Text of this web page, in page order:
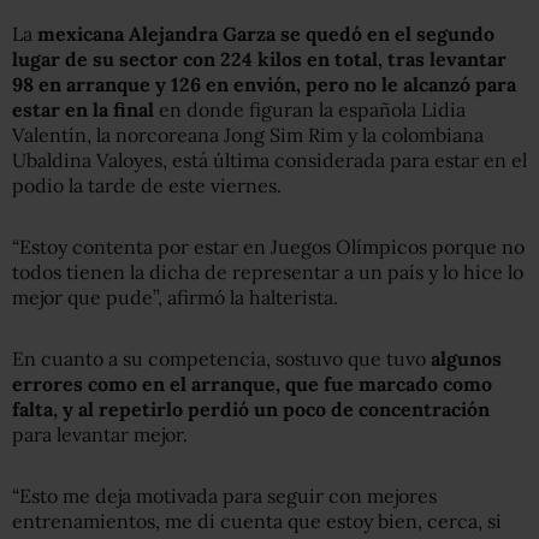
La mexicana Alejandra Garza se quedó en el segundo
lugar de su sector con 224 kilos en total, tras levantar
98 en arranque y 126 en envión, pero no le alcanzó para
estar en la final en donde figuran la española Lidia
Valentín, la norcoreana Jong Sim Rim y la colombiana
Ubaldina Valoyes, está última considerada para estar en el
podio la tarde de este viernes.
“Estoy contenta por estar en Juegos Olímpicos porque no
todos tienen la dicha de representar a un país y lo hice lo
mejor que pude”, afirmó la halterista.
En cuanto a su competencia, sostuvo que tuvo algunos
errores como en el arranque, que fue marcado como
falta, y al repetirlo perdió un poco de concentración
para levantar mejor.
“Esto me deja motivada para seguir con mejores
entrenamientos, me di cuenta que estoy bien, cerca, si